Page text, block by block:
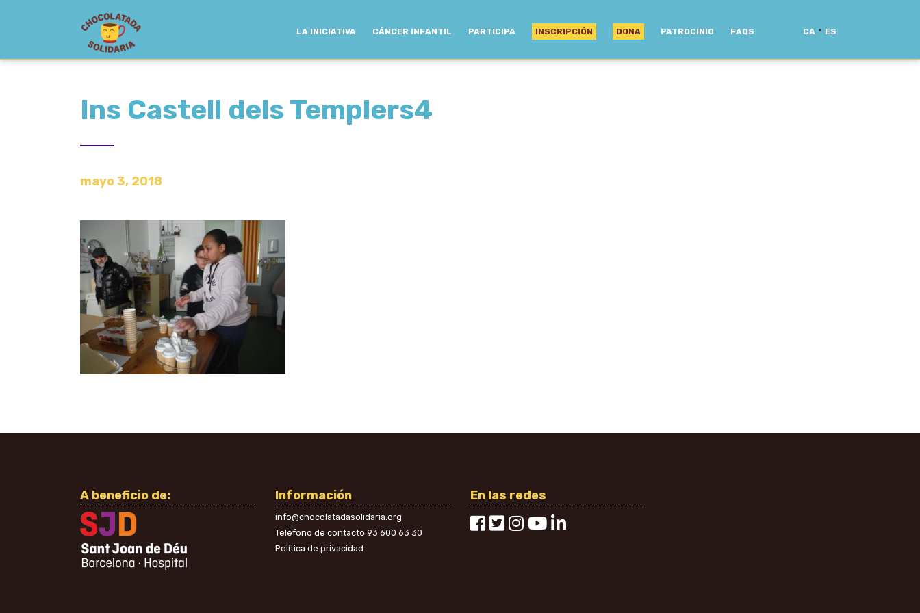
LA INICIATIVA CÁNCER INFANTIL PARTICIPA INSCRIPCIÓN DONA PATROCINIO FAQS CA · ES
Ins Castell dels Templers4
mayo 3, 2018
A beneficio de: Información
info@chocolatadasolidaria.org
Teléfono de contacto 93 600 63 30
Política de privacidad
En las redes